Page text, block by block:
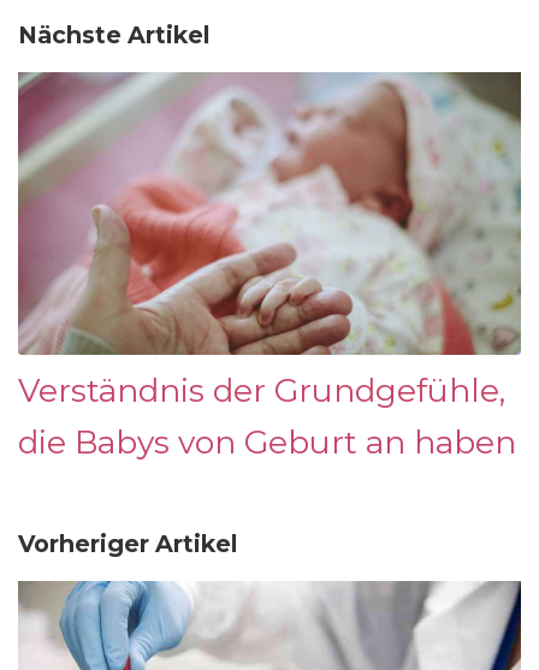
Nächste Artikel
Verständnis der Grundgefühle,
die Babys von Geburt an haben
Vorheriger Artikel